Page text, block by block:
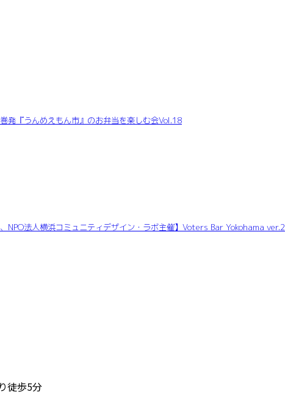
発『うんめえもん市』のお弁当を楽しむ会Vol.18
NPO法人横浜コミュニティデザイン・ラボ主催】Voters Bar Yokohama ver.2
徒歩5分